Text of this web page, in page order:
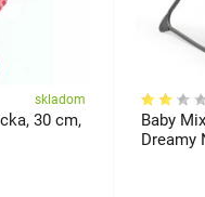
skladom
30 cm,
Baby
Dreamy